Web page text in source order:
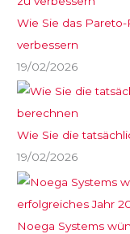
Wie Sie das
verbessern
19/02/2026
Wie Sie die
19/02/2026
Noega Systems